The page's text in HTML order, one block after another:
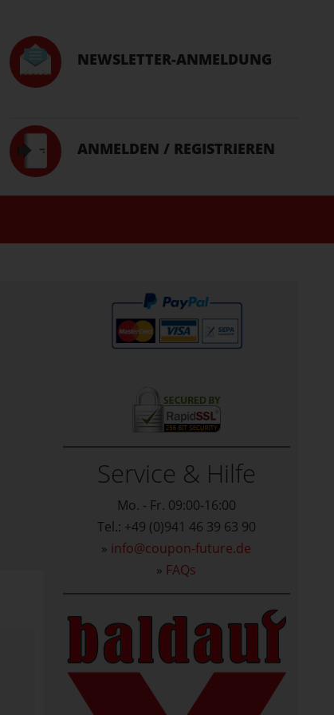
NEWSLETTER-ANMELDUNG
ANMELDEN / REGISTRIEREN
Service & Hilfe
Mo. - Fr. 09:00-16:00
Tel.: +49 (0)941 46 39 63 90
» info@coupon-future.de
» FAQs